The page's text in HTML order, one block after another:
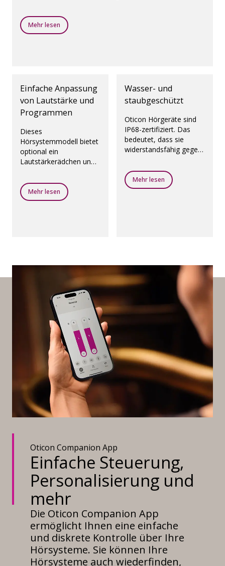
Mehr lesen
Einfache Anpassung
von Lautstärke und
Programmen
Dieses
Hörsystemmodell bietet
optional ein
Lautstärkerädchen und
einfach die Lautstärke
steuern und Programme
ändern können.
Mehr lesen
Wasser- und
staubgeschützt
Oticon Hörgeräte sind
IP68-zertifiziert. Das
bedeutet, dass sie
widerstandsfähig gegen
sind.
Mehr lesen
Oticon Companion App
Einfache Steuerung,
Personalisierung und
mehr
Die Oticon Companion App
ermöglicht Ihnen eine einfache
und diskrete Kontrolle über Ihre
Hörsysteme. Sie können Ihre
Hörsysteme auch wiederfinden,